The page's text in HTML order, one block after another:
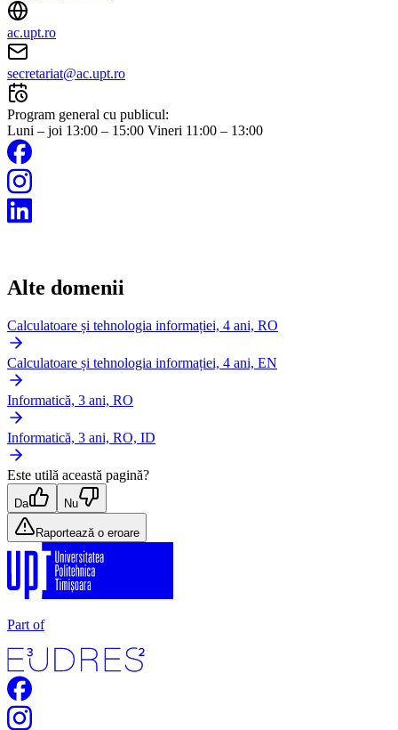
ac.upt.ro
secretariat@ac.upt.ro
Program general cu publicul:
Luni – joi 13:00 – 15:00 Vineri 11:00 – 13:00
Alte domenii
Calculatoare și tehnologia informației, 4 ani, RO
Calculatoare și tehnologia informației, 4 ani, EN
Informatică, 3 ani, RO
Informatică, 3 ani, RO, ID
Este utilă această pagină?
Da Nu
Raportează o eroare
Part of